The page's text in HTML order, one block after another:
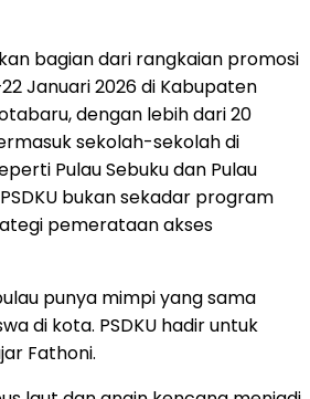
bagian dari rangkaian promosi
Januari 2026 di Kabupaten
dengan lebih dari 20
sekolah-sekolah di
Pulau Sebuku dan Pulau
bukan sekadar program
pemerataan akses
punya mimpi yang sama
di kota. PSDKU hadir untuk
Fathoni.